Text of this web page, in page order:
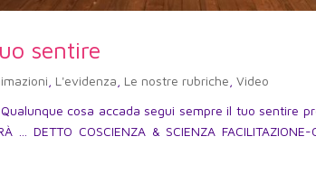
sentire
L'evidenza Le nostre rubriche ,Video
cosa accada segui sempre il tuo sentire
… DETTO COSCIENZA & SCIENZA FACILITAZIONE-